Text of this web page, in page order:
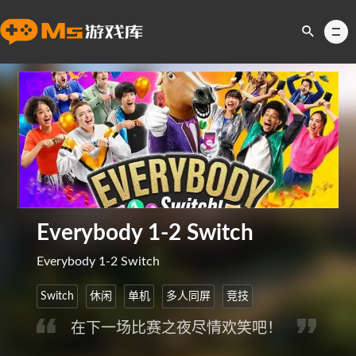
Everybody 1-2 Switch
Everybody 1-2 Switch
Switch 休闲 单机 多人同屏 竞技
在下一场比赛之夜尽情欢笑吧！